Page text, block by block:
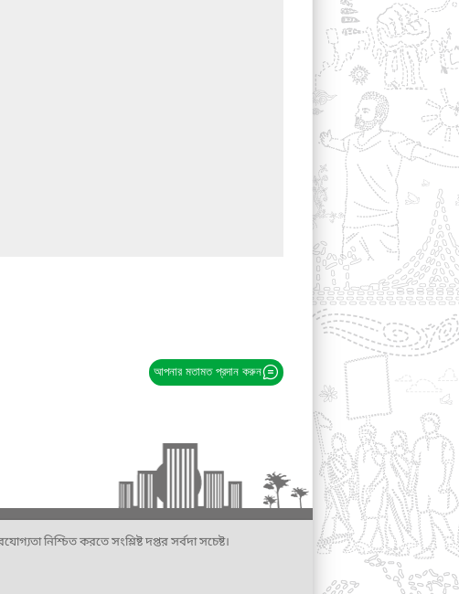
আপনার মতামত প্রদান করুন
নিশ্চিত করতে সংশ্লিষ্ট দপ্তর সর্বদা সচেষ্ট।